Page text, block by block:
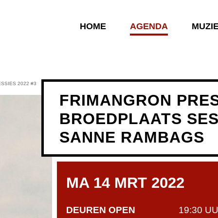
HOME AGENDA
2022 #3
FRIMANGRON
BROEDPLAATS
SANNE RAMBAGS
MA 14 MRT 2022
DEUREN OPEN
19:30